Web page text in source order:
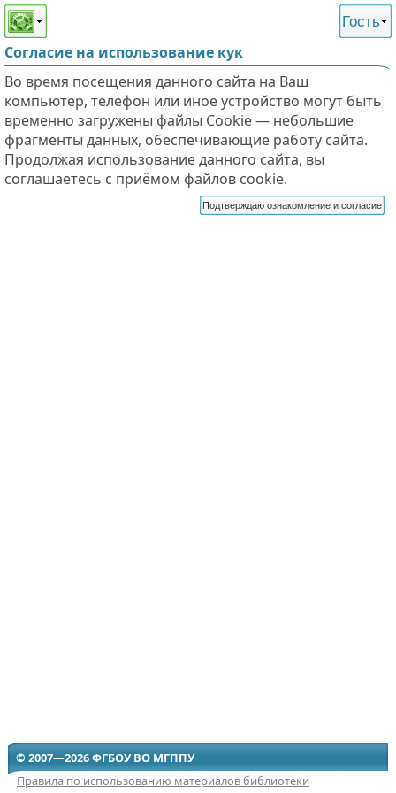
Этот сайт поддерживает
слабовидящих
Гость
Согласие на использование кук
Во время посещения данного сайта на Ваш
компьютер, телефон или иное устройство могут быть
временно загружены файлы Cookie — небольшие
фрагменты данных, обеспечивающие работу сайта.
Продолжая использование данного сайта, вы
соглашаетесь с приёмом файлов cookie.
Подтверждаю ознакомление и согласие
© 2007—2026 ФГБОУ ВО МГППУ
Правила по использованию материалов библиотеки